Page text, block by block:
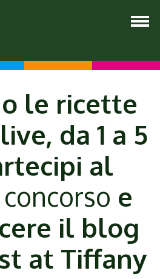
le ricette
da 1 a 5
al
concorso e
il blog
at Tiffany